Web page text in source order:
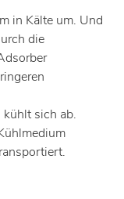
in Kälte um. Und
die
sich ab.